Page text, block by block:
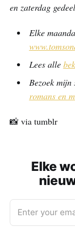
en zaterdag
Elke
Lees alle
Bezoek
romans en
📸 via tumblr
Elke
Enter your